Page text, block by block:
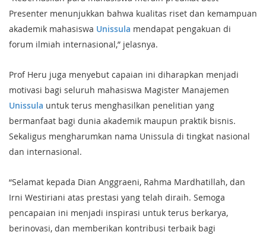
Presenter menunjukkan bahwa kualitas riset dan kemampuan
akademik mahasiswa Unissula mendapat pengakuan di
forum ilmiah internasional,” jelasnya.
Prof Heru juga menyebut capaian ini diharapkan menjadi
motivasi bagi seluruh mahasiswa Magister Manajemen
Unissula untuk terus menghasilkan penelitian yang
bermanfaat bagi dunia akademik maupun praktik bisnis.
Sekaligus mengharumkan nama Unissula di tingkat nasional
dan internasional.
“Selamat kepada Dian Anggraeni, Rahma Mardhatillah, dan
Irni Westiriani atas prestasi yang telah diraih. Semoga
pencapaian ini menjadi inspirasi untuk terus berkarya,
berinovasi, dan memberikan kontribusi terbaik bagi